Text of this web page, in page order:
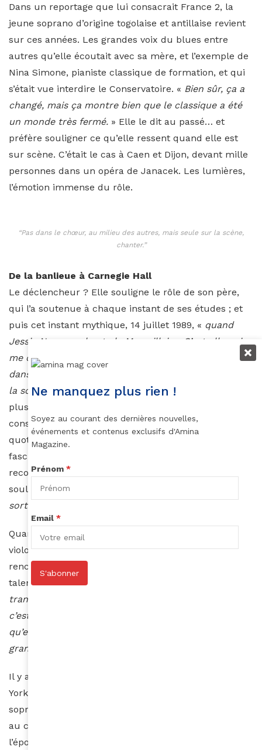
Dans un reportage que lui consacrait France 2, la
jeune soprano d’origine togolaise et antillaise revient
sur ces années. Les grandes voix du blues entre
autres qu’elle écoutait avec sa mère, et l’exemple de
Nina Simone, pianiste classique de formation, et qui
s’était vue interdire le Conservatoire. « Bien sûr, ça a
changé, mais ça montre bien que le classique a été
un monde très fermé. » Elle le dit au passé… et
préfère souligner ce qu’elle ressent quand elle est
sur scène. C’était le cas à Caen et Dijon, devant mille
personnes dans un opéra de Janacek. Les lumières,
l’émotion immense du rôle.
“Pas dans le chœur, au milieu des autres, mais seule sur la scène,
chanter.”
De la banlieue à Carnegie Hall
Le déclencheur ? Elle souligne le rôle de son père,
qui l’a soutenue à chaque instant de ses études ; et
puis cet instant mythique, 14 juillet 1989, « quand
Jessie Norman chante la Marseillaise. C’est elle qui
me convainc totalement que c’est ça que je veux, pas
dans le chœur, au milieu des autres, mais seule sur
la scène, chanter. » Et pour cela, il faut aller dans la
plus grande discipline, se plier aux exigences du
conservatoire. Quinze années d’une précision
quotidienne pour aborder enfin les rôles qui la
fascinent. Rossini, Wagner, Purcell, Mozart, et une
reconnaissance qui se confirme. «
souligne son ancien prof de violon,
sortie de la banlieue.
Quand on lui pose la question, David Stern, le fils du
violoniste Isaac, se souvient de leur première
rencontre. Il dirige une fondation qui aide de jeunes
talents, et sa conviction a été immédiate : «
transplantés, cette voix, ce velouté, et tout de suite,
c’est le potentiel qui nous est venu. Potentiel. Parce
qu’elle a une voix si jeune. Tout ça va grandir,
grandir…
Il y a quelques semaines, Axelle Fanyo était à New-
York, venue suivre un cours avec Renée Fleming, la
soprano américaine. Une semaine dans Carnegie Hall,
au contact de l’une des plus grandes voix de
l’époque. Grandir, encore grandir.
Ne manquez plus rien !
Soyez au courant des dernières nouvelles,
événements et contenus exclusifs d'Amina
Magazine.
Prénom *
Email *
S'abonner